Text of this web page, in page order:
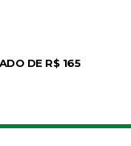
DE R$ 165